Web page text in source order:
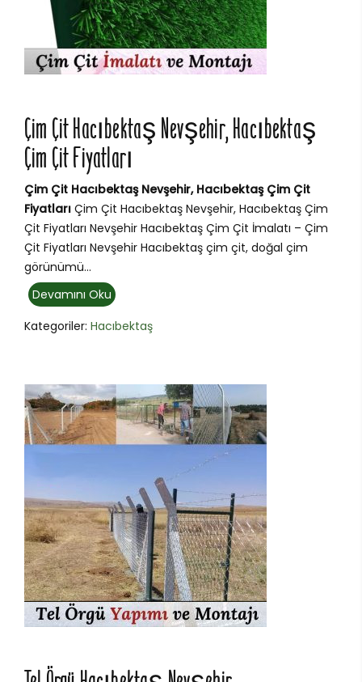
Çim Çit Hacıbektaş Nevşehir, Hacıbektaş
Çim Çit Fiyatları
Çim Çit Hacıbektaş Nevşehir, Hacıbektaş Çim Çit
Fiyatları Çim Çit Hacıbektaş Nevşehir, Hacıbektaş Çim
Çit Fiyatları Nevşehir Hacıbektaş Çim Çit İmalatı – Çim
Çit Fiyatları Nevşehir Hacıbektaş çim çit, doğal çim
görünümü...
Devamını Oku
Kategoriler: Hacıbektaş